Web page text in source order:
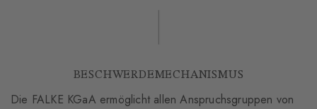
BESCHWERDEMECHANISMUS
Die FALKE KGaA ermöglicht allen Anspruchsgruppen von